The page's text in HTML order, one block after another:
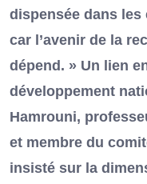
dispensée dans
car l’avenir de la
dépend. » Un lien
développement
Hamrouni,
et membre du
insisté sur la